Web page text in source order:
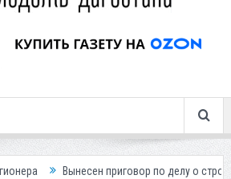
Вынесен приговор по делу о строительстве